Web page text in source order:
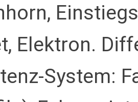
Elektron.
System: